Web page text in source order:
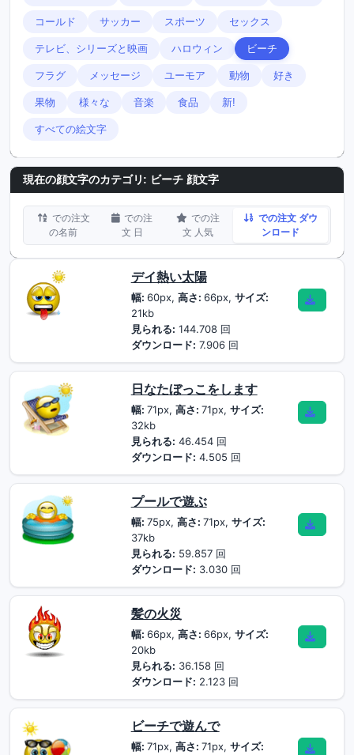
コールド サッカー スポーツ セックス
テレビ、シリーズと映画 ハロウィン ビーチ
フラグ メッセージ ユーモア 動物 好き
果物 様々な 音楽 食品 新!
すべての絵文字
現在の顔文字のカテゴリ: ビーチ 顔文字
での注文
の名前
での注
文 日
での注
文 人気
での注文 ダウ
ンロード
デイ熱い太陽
幅: 60px, 高さ: 66px, サイズ:
21kb
見られる: 144.708 回
ダウンロード: 7.906 回
日なたぼっこをします
幅: 71px, 高さ: 71px, サイズ:
32kb
見られる: 46.454 回
ダウンロード: 4.505 回
プールで遊ぶ
幅: 75px, 高さ: 71px, サイズ:
37kb
見られる: 59.857 回
ダウンロード: 3.030 回
髪の火災
幅: 66px, 高さ: 66px, サイズ:
20kb
見られる: 36.158 回
ダウンロード: 2.123 回
ビーチで遊んで
幅: 71px, 高さ: 71px, サイズ: